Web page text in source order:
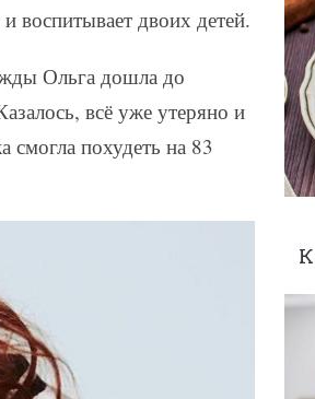
воспитывает двоих детей.
Ольга дошла до
всё уже утеряно и
смогла похудеть на 83